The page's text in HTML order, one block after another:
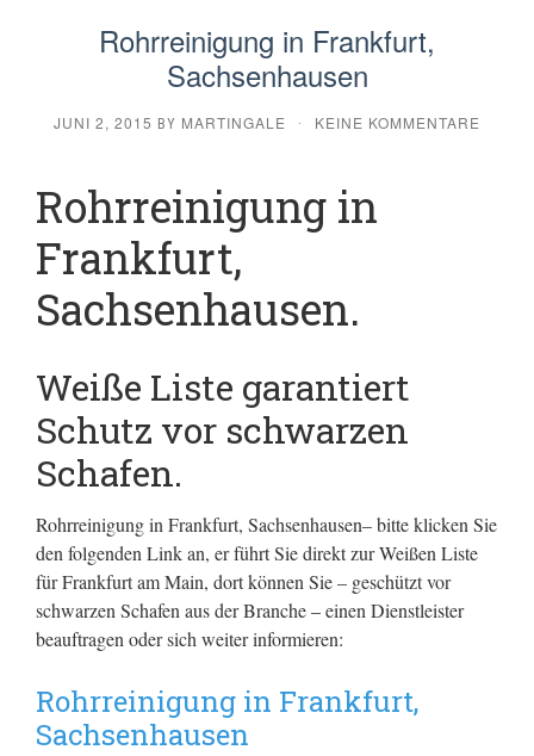
Rohrreinigung in Frankfurt,
Sachsenhausen
JUNI 2, 2015 BY MARTINGALE · KEINE KOMMENTARE
Rohrreinigung in
Frankfurt,
Sachsenhausen.
Weiße Liste garantiert
Schutz vor schwarzen
Schafen.
Rohrreinigung in Frankfurt, Sachsenhausen– bitte klicken Sie
den folgenden Link an, er führt Sie direkt zur Weißen Liste
für Frankfurt am Main, dort können Sie – geschützt vor
schwarzen Schafen aus der Branche – einen Dienstleister
beauftragen oder sich weiter informieren:
Rohrreinigung in Frankfurt,
Sachsenhausen